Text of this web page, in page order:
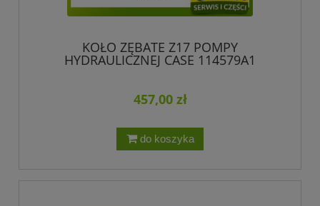
KOŁO ZĘBATE Z17 POMPY
HYDRAULICZNEJ CASE 114579A1
457,00 zł
do koszyka